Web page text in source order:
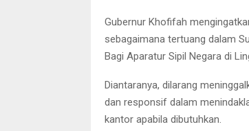
Gubernur Khofifah
sebagaimana tertuang dalam
Bagi Aparatur Sipil Negara di
Diantaranya, dilarang
dan responsif dalam
kantor apabila dibutuhkan.